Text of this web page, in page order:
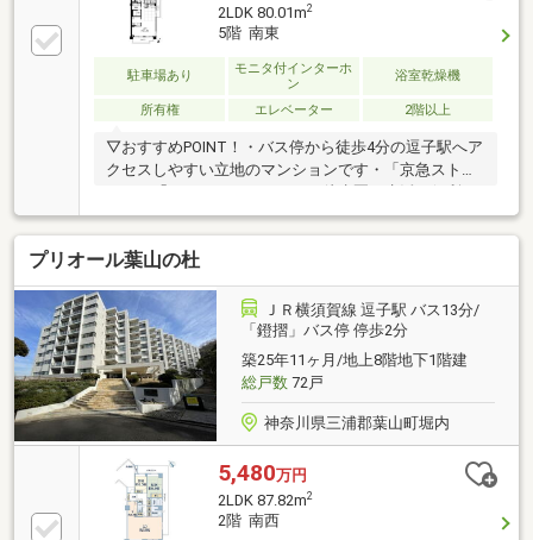
2LDK 80.01m2
5階 南東
駐車場あり
モニタ付インターホ
ン
浴室乾燥機
所有権 エレベーター 2階以上
▽おすすめPOINT！・バス停から徒歩4分の逗子駅へア
クセスしやすい立地のマンションです・「京急スト
ア」に「そうてつローゼン」が徒歩圏で生活も便利・
一色小学校すぐそこで、子育てファミリーにもおすす
めです・6階建ての5階に位置する開放的な景色を望む
角部屋です・畳スペースの仕切りをなくした20帖オー
バーのLDK・2面バルコニー、2面採光で陽当り良好で
す・海を望み、葉山の街並みを見下ろす爽快な景色が
広がります・一色海岸へは徒歩約15分、自転車で5分
程で行けます
プリオール葉山の杜
ＪＲ横須賀線 逗子駅 バス13分/
「鐙摺」バス停 停歩2分
築25年11ヶ月/地上8階地下1階建
総戸数72戸
神奈川県三浦郡葉山町堀内
5,480万円
2LDK 87.82m2
2階 南西